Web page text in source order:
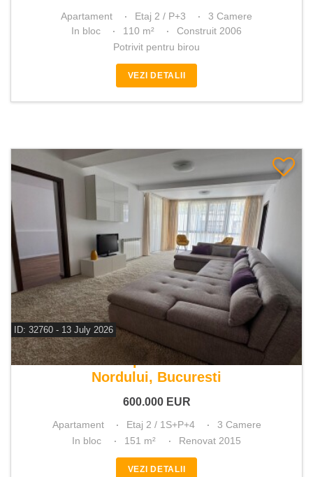
Apartament Etaj 2 / P+3
3 Camere
In bloc
110 m²
Construit 2006
Potrivit pentru birou
VEZI DETALII
ID: 32760 - 13 July 2026
De vanzare apartament 3 camere
Nordului, Bucuresti
600.000 EUR
Apartament Etaj 2 / 1S+P+4
3 Camere
In bloc
151 m² Renovat 2015
VEZI DETALII